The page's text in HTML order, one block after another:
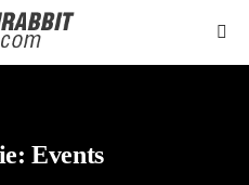
Events